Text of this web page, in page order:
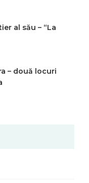
al său – “La
– două locuri